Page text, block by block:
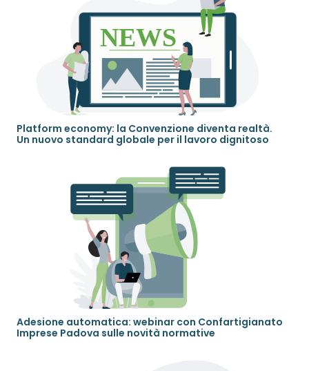
Platform economy: la Convenzione diventa realtà.
Un nuovo standard globale per il lavoro dignitoso
Adesione automatica: webinar con Confartigianato
Imprese Padova sulle novità normative